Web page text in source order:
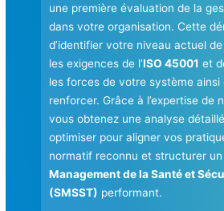
une première évaluation de la
dans votre organisation. Cette
d’identifier votre niveau actuel
les exigences de l’ISO 45001 et
les forces de votre système ainsi
renforcer. Grâce à l’expertise de
vous obtenez une analyse
optimiser pour aligner vos
normatif reconnu et structurer
Management de la Santé et
(SMSST) performant.